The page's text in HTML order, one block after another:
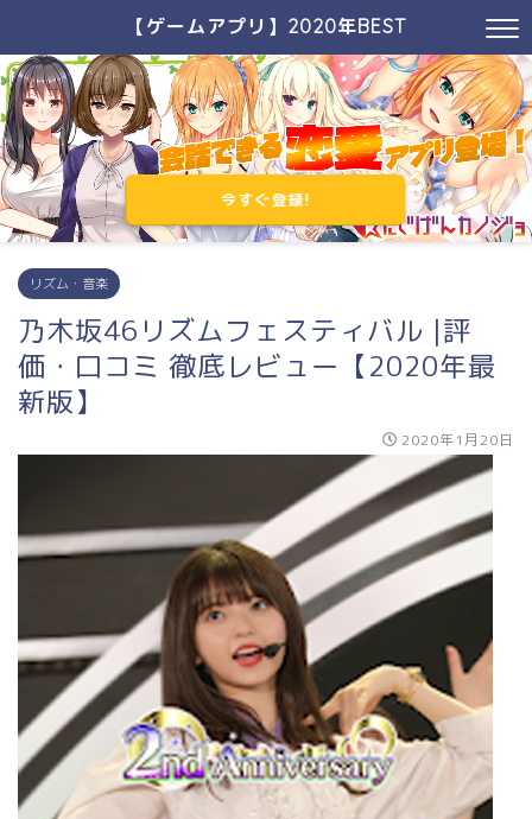
【ゲームアプリ】2020年BEST
今すぐ登録!
リズム・音楽
乃木坂46リズムフェスティバル |評
価・口コミ 徹底レビュー【2020年最
新版】
2020年1月20日